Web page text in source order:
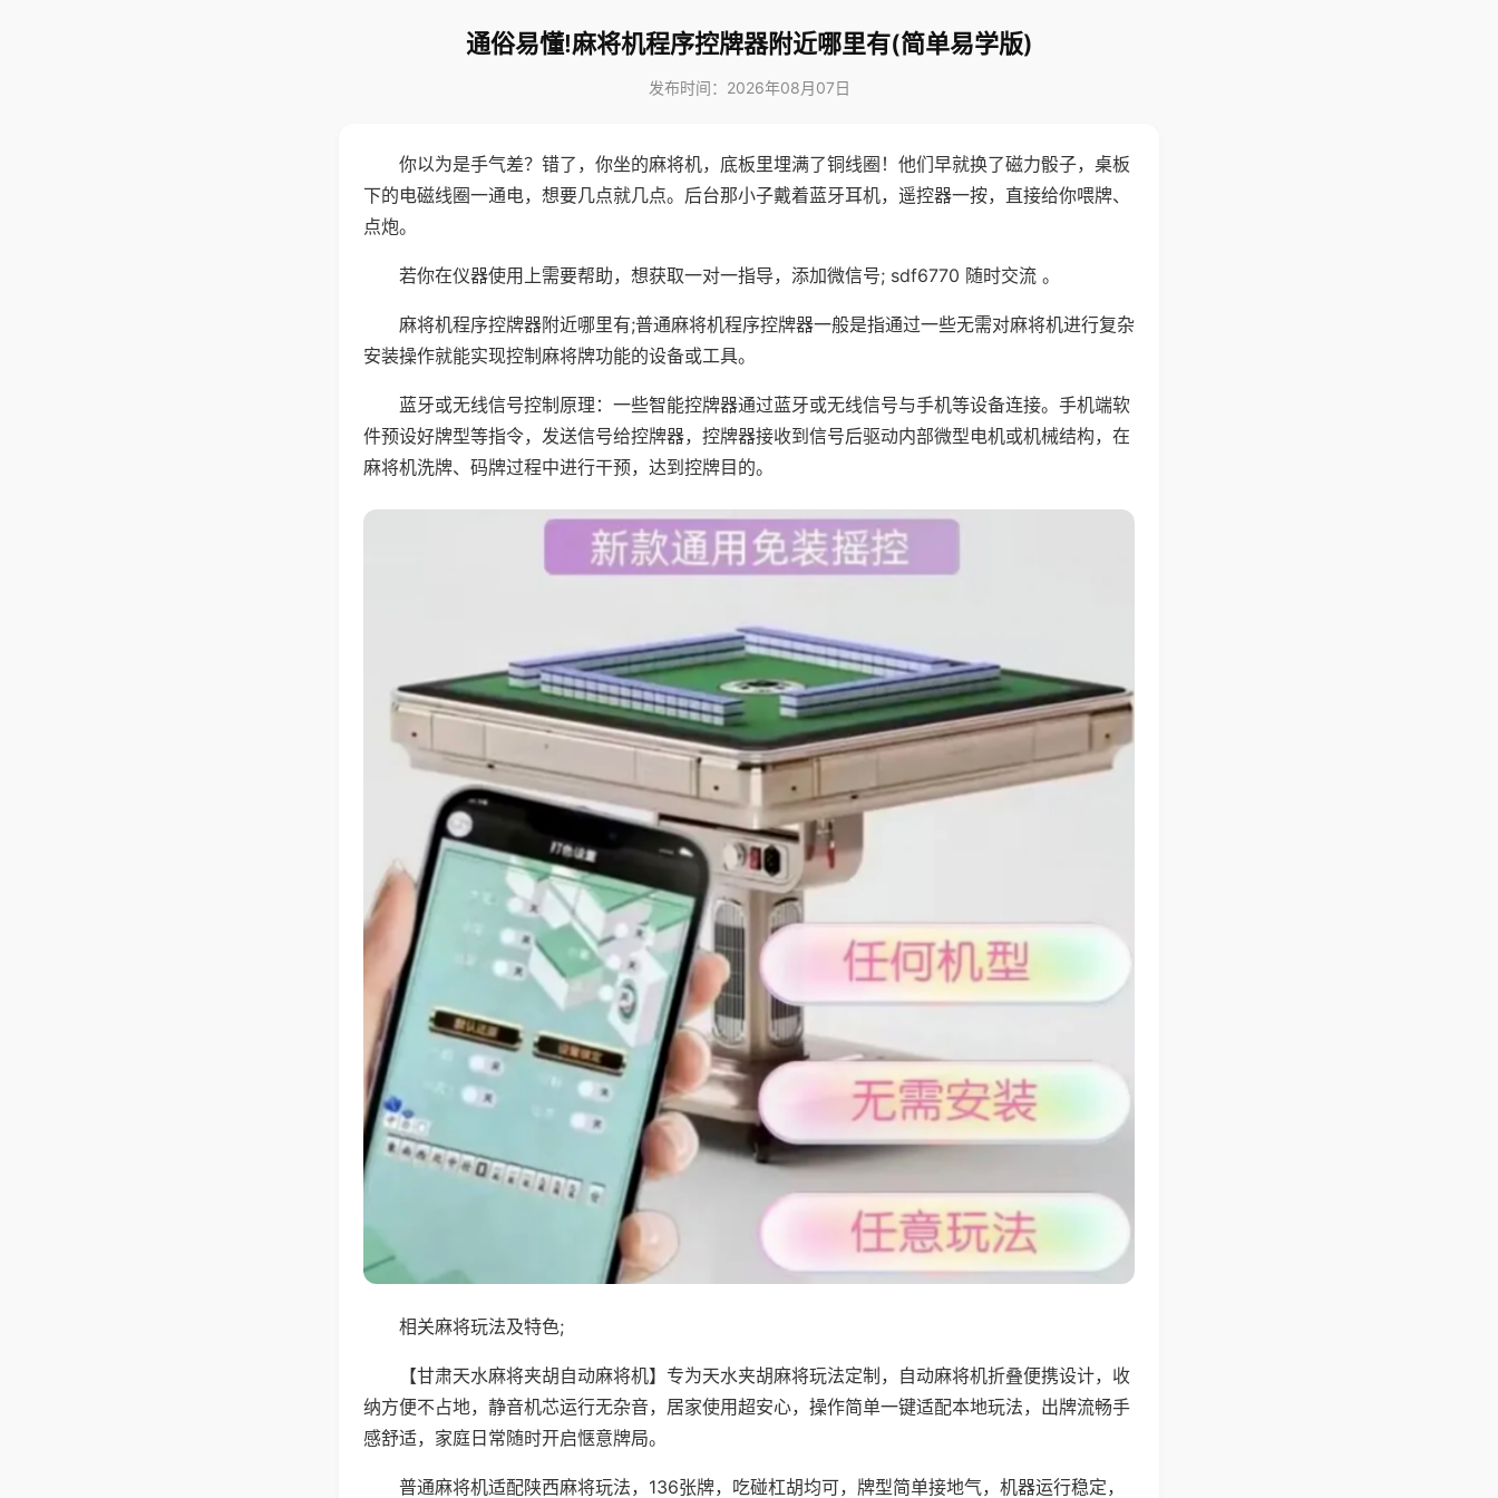
通俗易懂!麻将机程序控牌器附近哪里有(简单易学版)
发布时间：2026年08月07日
你以为是手气差？错了，你坐的麻将机，底板里埋满了铜线圈！他们早就换了磁力骰子，桌板
下的电磁线圈一通电，想要几点就几点。后台那小子戴着蓝牙耳机，遥控器一按，直接给你喂牌、
点炮。
若你在仪器使用上需要帮助，想获取一对一指导，添加微信号; sdf6770 随时交流 。
麻将机程序控牌器附近哪里有;普通麻将机程序控牌器一般是指通过一些无需对麻将机进行复杂
安装操作就能实现控制麻将牌功能的设备或工具。
蓝牙或无线信号控制原理：一些智能控牌器通过蓝牙或无线信号与手机等设备连接。手机端软
件预设好牌型等指令，发送信号给控牌器，控牌器接收到信号后驱动内部微型电机或机械结构，在
麻将机洗牌、码牌过程中进行干预，达到控牌目的。
相关麻将玩法及特色;
【甘肃天水麻将夹胡自动麻将机】专为天水夹胡麻将玩法定制，自动麻将机折叠便携设计，收
纳方便不占地，静音机芯运行无杂音，居家使用超安心，操作简单一键适配本地玩法，出牌流畅手
感舒适，家庭日常随时开启惬意牌局。
普通麻将机适配陕西麻将玩法，136张牌，吃碰杠胡均可，牌型简单接地气，机器运行稳定，